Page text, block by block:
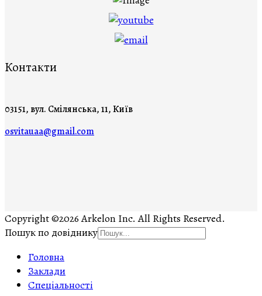
Контакти
03151, вул. Смілянська, 11, Київ
osvitauaa@gmail.com
Copyright ©2026 Arkelon Inc. All Rights Reserved.
Пошук по довіднику
Головна
Заклади
Спеціальності